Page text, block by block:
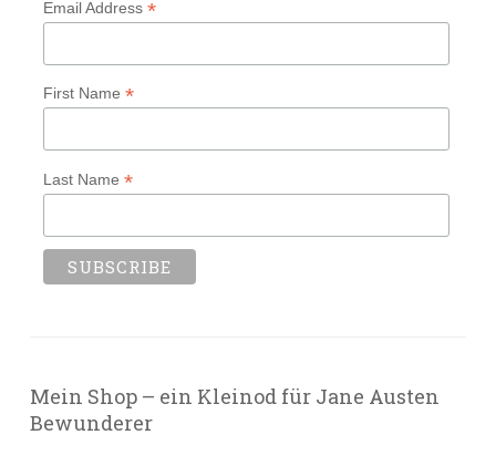
Email Address *
First Name *
Last Name *
Mein Shop – ein Kleinod für Jane Austen
Bewunderer